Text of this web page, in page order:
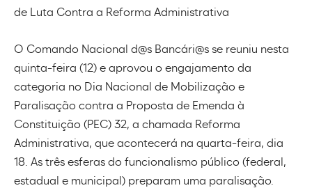
de Luta Contra a Reforma Administrativa
O Comando Nacional d@s Bancári@s se reuniu nesta
quinta-feira (12) e aprovou o engajamento da
categoria no Dia Nacional de Mobilização e
Paralisação contra a Proposta de Emenda à
Constituição (PEC) 32, a chamada Reforma
Administrativa, que acontecerá na quarta-feira, dia
18. As três esferas do funcionalismo público (federal,
estadual e municipal) preparam uma paralisação.